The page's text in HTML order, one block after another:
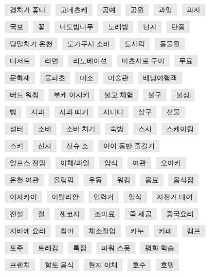
경치가 좋다 고네츠케 공예 공원 과일 과자
국보 꽃 너도밤나무 노래방 닌자 단풍
당일치기 온천 도가쿠시 소바 도시락 동물원
디저트 라면 리노베이션 마츠시로 구이 무료
문화재 물파초 미소 미술관 배낭여행객
버드 워칭 부케 야시키 불교 체험 불구 불상
빵 사과 사과 따기 사나다 살구 선물
성터 소바 소바 치기 숙방 스시 스케이팅
스키 신사 신슈 소 아이 동반 즐길기
알프스 전망 야채/과일 양식 여관 오야키
온천 여관 올림픽 우동 워킹 음료 음식점
이자카야 이탈리안 인력거 일식 자전거 대여
전설 절 젠코지 조미료 죽 세공 중국요리
지비에 요리 참마 채소절임 카누 카페 캠프
토주 트레킹 특집 파워 스폿 평화 학습
프렌치 향토 음식 현지 야채 호수 호텔